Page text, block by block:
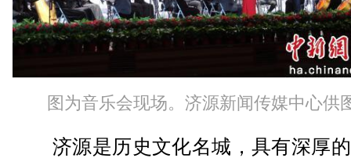
图为音乐会现场。济源新闻传媒中心供
济源是历史文化名城，具有深厚